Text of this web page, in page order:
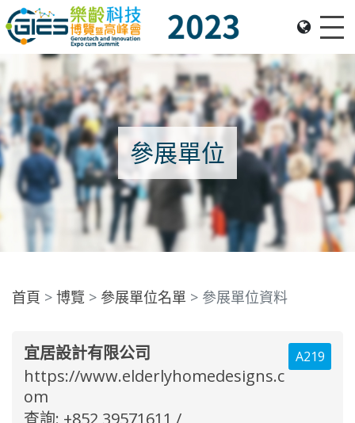
Date: Expo: 23-26 Nov 2023, Venue: Hall 1A-C, HKCEC
參展單位
首頁 博覽 參展單位名單 參展單位資料
A219
宜居設計有限公司
https://www.elderlyhomedesigns.c
om
查詢: +852 39571611 /